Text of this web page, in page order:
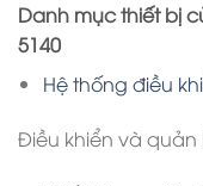
Danh mục thiết bị
5140
Hệ thống điều
Điều khiển và